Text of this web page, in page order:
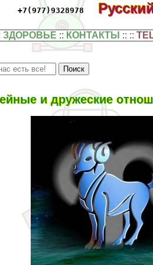
+7(977)9328978
ЗДОРОВЬЕ :: КОНТАКТЫ :: ::
и дружеские